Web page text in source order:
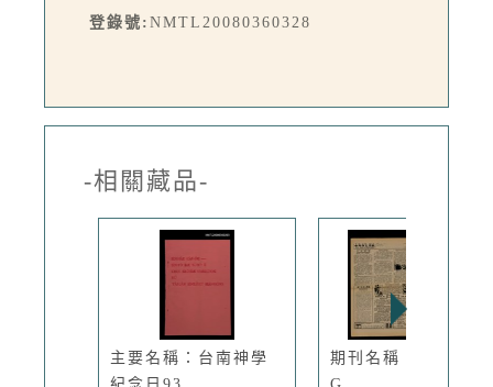
登錄號: NMTL20080360328
-相關藏品-
主要名稱：台南神學
期刊名稱：TÂI-